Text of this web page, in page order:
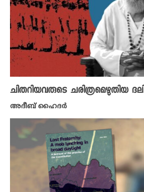
ചിതറിയവരുടെ ചരിത്രമെഴുതിയ
അദീബ് ഹൈദര്‍